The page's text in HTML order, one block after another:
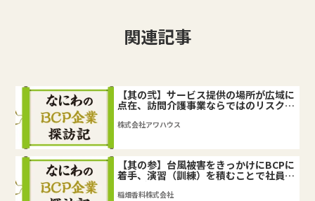
関連記事
【其の弐】サービス提供の場所が広域に
点在、訪問介護事業ならではのリスクと
株式会社アワハウス
【其の参】台風被害をきっかけにBCPに
着手、演習（訓練）を積むことで社員の
理解が深まる
稲畑香料株式会社